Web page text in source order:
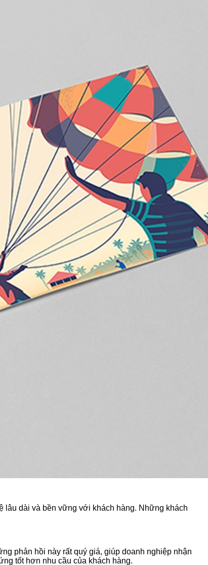
lâu dài và bền vững với khách hàng. Những khách
phản hồi này rất quý giá, giúp doanh nghiệp nhận
tốt hơn nhu cầu của khách hàng.